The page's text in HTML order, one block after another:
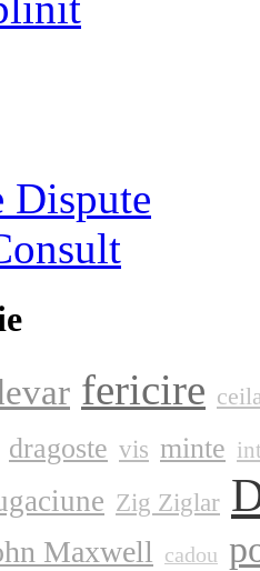
Dispute
fericire
dragoste vis minte
Zig Ziglar
Maxwell cadou